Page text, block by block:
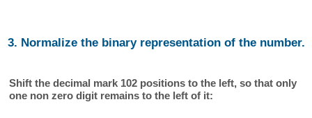
3. Normalize the binary representation of the number.
Shift the decimal mark 102 positions to the left, so that only
one non zero digit remains to the left of it: